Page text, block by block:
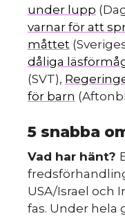
under lupp
varnar för att
måttet
dåliga
(SVT),
för barn
5 snabba
Vad har hänt?
USA/Israel och
fas. Under hela